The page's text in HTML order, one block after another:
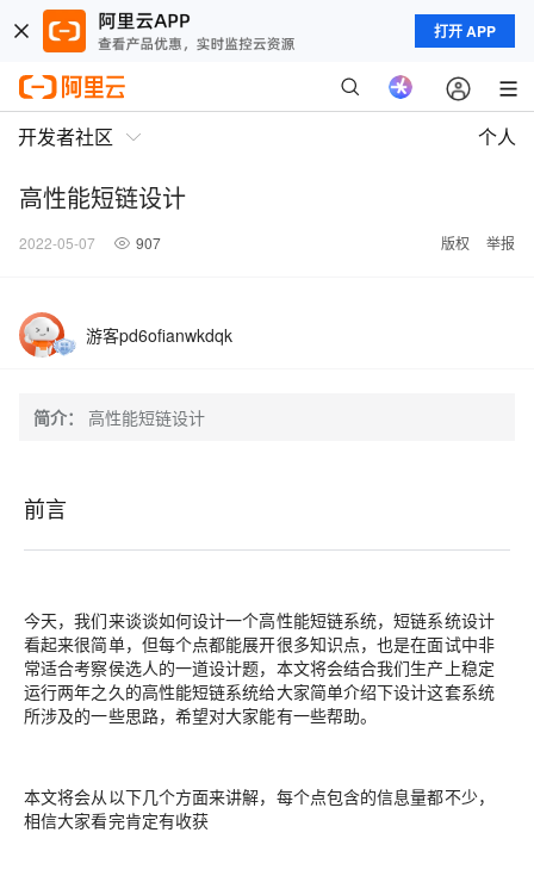
打开 APP
开发者社区 个人
高性能短链设计
2022-05-07 907 版权 举报
游客pd6ofianwkdqk
简介： 高性能短链设计
前言
今天，我们来谈谈如何设计一个高性能短链系统，短链系统设计
看起来很简单，但每个点都能展开很多知识点，也是在面试中非
常适合考察侯选人的一道设计题，本文将会结合我们生产上稳定
运行两年之久的高性能短链系统给大家简单介绍下设计这套系统
所涉及的一些思路，希望对大家能有一些帮助。
本文将会从以下几个方面来讲解，每个点包含的信息量都不少，
相信大家看完肯定有收获